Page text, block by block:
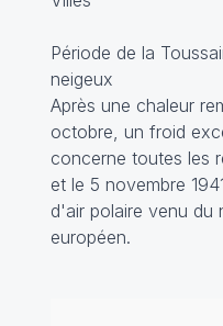
Période de la
neigeux
Après une chaleur
octobre, un froid
concerne toutes les
et le 5 novembre
d'air polaire venu du
européen.